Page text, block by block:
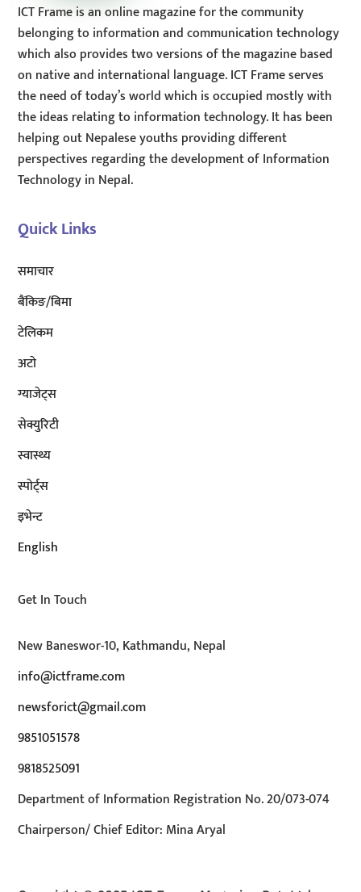
ICT Frame is an online magazine for the community
belonging to information and communication technology
which also provides two versions of the magazine based
on native and international language. ICT Frame serves
the need of today’s world which is occupied mostly with
the ideas relating to information technology. It has been
helping out Nepalese youths providing different
perspectives regarding the development of Information
Technology in Nepal.
Quick Links
समाचार
बैंकिङ/बिमा
टेलिकम
अटाे
ग्याजेट्स
सेक्युरिटी
स्वास्थ्य
स्पोर्ट्स
इभेन्ट
English
Get In Touch
New Baneswor-10, Kathmandu, Nepal
info@ictframe.com
newsforict@gmail.com
9851051578
9818525091
Department of Information Registration No. 20/073-074
Chairperson/ Chief Editor: Mina Aryal